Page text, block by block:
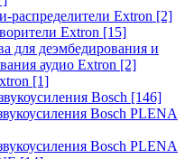
распределители Extron [2]
Extron [15]
для деэмбедирования и
аудио Extron [2]
[1]
Bosch [146]
Bosch PLENA
Bosch PLENA